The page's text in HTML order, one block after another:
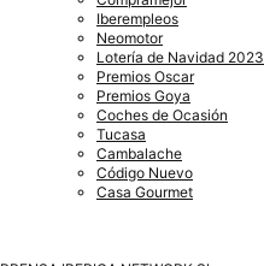
Iberempleos
Neomotor
Lotería de Navidad 2023
Premios Oscar
Premios Goya
Coches de Ocasión
Tucasa
Cambalache
Código Nuevo
Casa Gourmet